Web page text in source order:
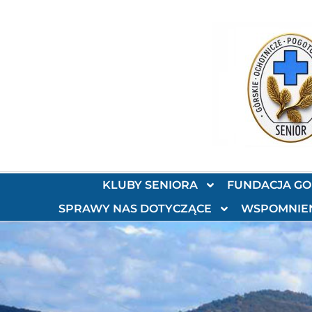
KLUBY SENIORA
FUNDACJA
SPRAWY NAS DOTYCZĄCE